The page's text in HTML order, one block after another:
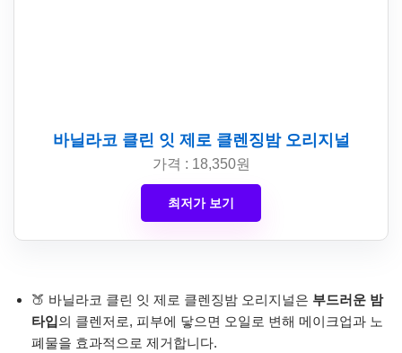
바닐라코 클린 잇 제로 클렌징밤 오리지널
가격 : 18,350원
최저가 보기
🍑 바닐라코 클린 잇 제로 클렌징밤 오리지널은 부드러운 밤
타입의 클렌저로, 피부에 닿으면 오일로 변해 메이크업과 노
폐물을 효과적으로 제거합니다.